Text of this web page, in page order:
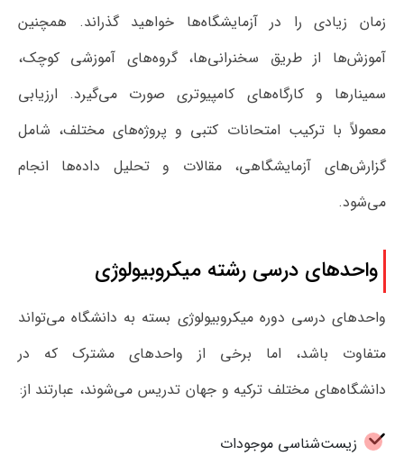
زمان زیادی را در آزمایشگاه‌ها خواهید گذراند. همچنین
آموزش‌ها از طریق سخنرانی‌ها، گروه‌های آموزشی کوچک،
سمینارها و کارگاه‌های کامپیوتری صورت می‌گیرد. ارزیابی
معمولاً با ترکیب امتحانات کتبی و پروژه‌های مختلف، شامل
گزارش‌های آزمایشگاهی، مقالات و تحلیل داده‌ها انجام
می‌شود.
واحدهای درسی رشته میکروبیولوژی
واحدهای درسی دوره میکروبیولوژی بسته به دانشگاه می‌تواند
متفاوت باشد، اما برخی از واحدهای مشترک که در
دانشگاه‌های مختلف ترکیه و جهان تدریس می‌شوند، عبارتند از:
زیست‌شناسی موجودات